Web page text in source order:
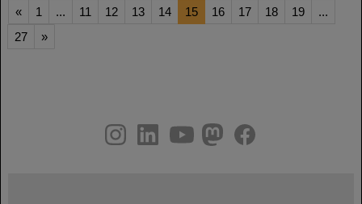
« 1 ... 11 12 13 14 15 16 17 18 19
...
27
»
youtube
helmholtz.social
facebook